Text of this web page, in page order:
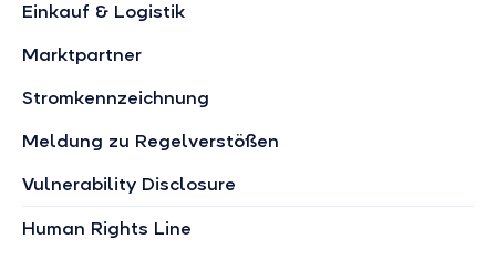
Einkauf & Logistik
Marktpartner
Stromkennzeichnung
Meldung zu Regelverstößen
Vulnerability Disclosure
Human Rights Line